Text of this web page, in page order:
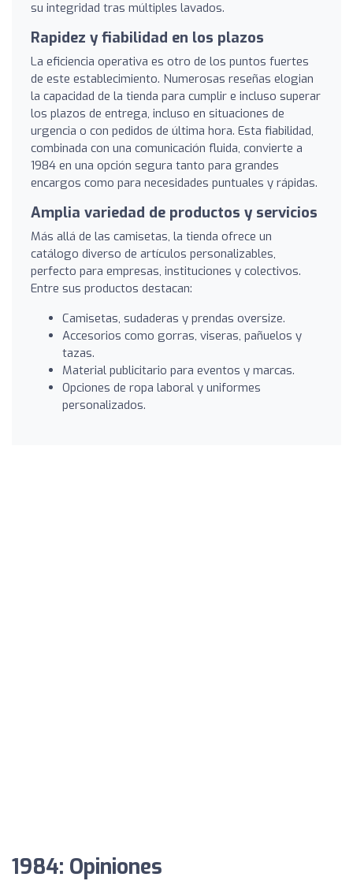
su integridad tras múltiples lavados.
Rapidez y fiabilidad en los plazos
La eficiencia operativa es otro de los puntos fuertes
de este establecimiento. Numerosas reseñas elogian
la capacidad de la tienda para cumplir e incluso superar
los plazos de entrega, incluso en situaciones de
urgencia o con pedidos de última hora. Esta fiabilidad,
combinada con una comunicación fluida, convierte a
1984 en una opción segura tanto para grandes
encargos como para necesidades puntuales y rápidas.
Amplia variedad de productos y servicios
Más allá de las camisetas, la tienda ofrece un
catálogo diverso de artículos personalizables,
perfecto para empresas, instituciones y colectivos.
Entre sus productos destacan:
Camisetas, sudaderas y prendas oversize.
Accesorios como gorras, viseras, pañuelos y
tazas.
Material publicitario para eventos y marcas.
Opciones de ropa laboral y uniformes
personalizados.
1984: Opiniones